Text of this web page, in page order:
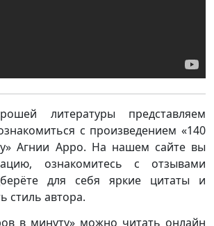
литературы представляем
с произведением «140
Агнии Арро. На нашем сайте вы
ознакомитесь с отзывами
для себя яркие цитаты и
стиль автора.
в минуту» можно читать онлайн